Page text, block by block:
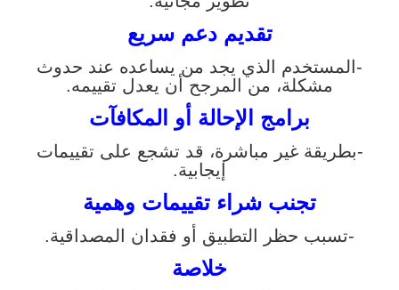
تقديم دعم سريع
-المستخدم الذي يجد من يساعده عند حدوث
مشكلة، من المرجح أن يعدل تقييمه.
برامج الإحالة أو المكافآت
-بطريقة غير مباشرة، قد تشجع على تقييمات
إيجابية.
تجنب شراء تقييمات وهمية
-تسبب حظر التطبيق أو فقدان المصداقية.
خلاصة